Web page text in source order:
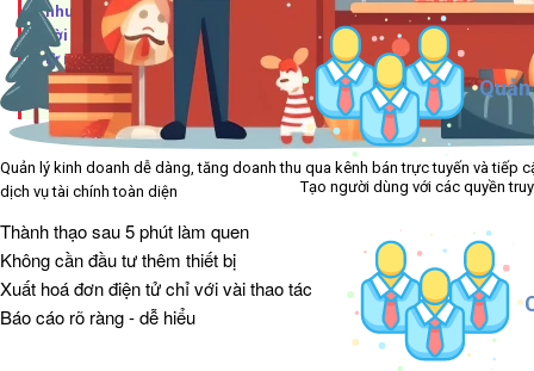
nhuận và nâng cao trải nghiệm khách hàng. Phần mềm Bán
Lời ra đời như một giải pháp toàn diện, hỗ trợ doanh nghiệp
từ nhỏ đến lớn quản lý bán hàng một cách thông minh, tiết
kiệm thời gian và chi phí.
Quản lý kinh doanh dễ dàng, tăng doanh thu qua kênh bán trực tuyến và tiếp
dịch vụ tài chính toàn diện
Thành thạo sau 5 phút làm quen
Không cần đầu tư thêm thiết bị
Xuất hoá đơn điện tử chỉ với vài thao tác
Báo cáo rõ ràng - dễ hiểu
Tạo người dùng với các quyền